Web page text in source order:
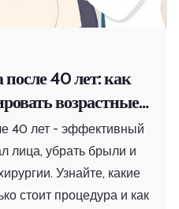
40 лет: как
возрастные
40 лет - эффективный
лица, убрать брыли и
Узнайте, какие
стоит процедура и как